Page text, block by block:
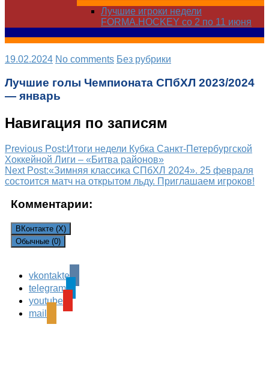
Лучшие игроки недели
FORMA.HOCKEY со 2 по 11 июня
19.02.2024 No comments Без рубрики
Лучшие голы Чемпионата СПбХЛ 2023/2024
— январь
Навигация по записям
Previous Post:Итоги недели Кубка Санкт-Петербургской
Хоккейной Лиги – «Битва районов»
Next Post:«Зимняя классика СПбХЛ 2024». 25 февраля
состоится матч на открытом льду. Приглашаем игроков!
Комментарии:
ВКонтакте (X)
Обычные (0)
Leave a Reply
Ваш адрес email не будет опубликован.
поля помечены
vkontakte
telegram
youtube
mail